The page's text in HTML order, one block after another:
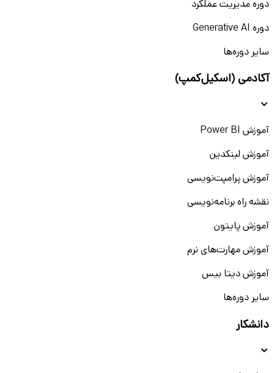
دوره مدیریت عملکرد
دوره Generative AI
سایر دوره‌ها
آکادمی (اسکیل‌کمپ)
آموزش Power BI
آموزش لینکدین
آموزش پرامپت‌نویسی
نقشه راه برنامه‌نویسی
آموزش پایتون
آموزش مهارت‌های نرم
آموزش دیتا بیس
سایر دوره‌ها
دانشکار